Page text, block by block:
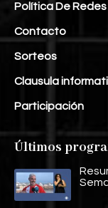
Política De
Contacto
Sorteos
Clausula
Participación
Últimos